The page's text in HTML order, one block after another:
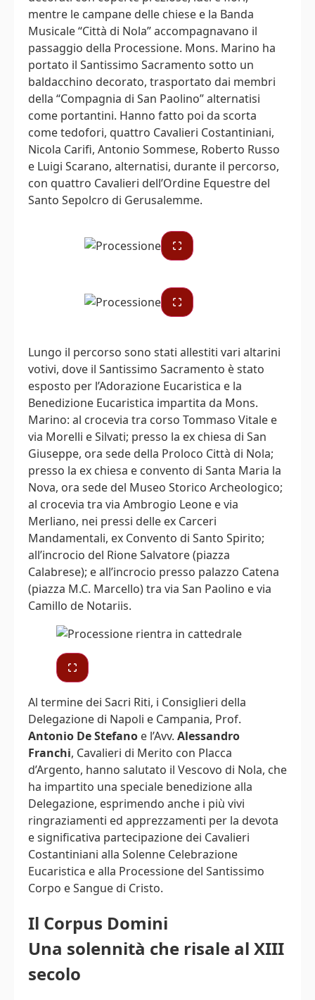
mentre le campane delle chiese e la Banda
Musicale “Città di Nola” accompagnavano il
passaggio della Processione. Mons. Marino ha
portato il Santissimo Sacramento sotto un
baldacchino decorato, trasportato dai membri
della “Compagnia di San Paolino” alternatisi
come portantini. Hanno fatto poi da scorta
come tedofori, quattro Cavalieri Costantiniani,
Nicola Carifi, Antonio Sommese, Roberto Russo
e Luigi Scarano, alternatisi, durante il percorso,
con quattro Cavalieri dell’Ordine Equestre del
Santo Sepolcro di Gerusalemme.
Lungo il percorso sono stati allestiti vari altarini
votivi, dove il Santissimo Sacramento è stato
esposto per l’Adorazione Eucaristica e la
Benedizione Eucaristica impartita da Mons.
Marino: al crocevia tra corso Tommaso Vitale e
via Morelli e Silvati; presso la ex chiesa di San
Giuseppe, ora sede della Proloco Città di Nola;
presso la ex chiesa e convento di Santa Maria la
Nova, ora sede del Museo Storico Archeologico;
al crocevia tra via Ambrogio Leone e via
Merliano, nei pressi delle ex Carceri
Mandamentali, ex Convento di Santo Spirito;
all’incrocio del Rione Salvatore (piazza
Calabrese); e all’incrocio presso palazzo Catena
(piazza M.C. Marcello) tra via San Paolino e via
Camillo de Notariis.
Al termine dei Sacri Riti, i Consiglieri della
Delegazione di Napoli e Campania, Prof.
Antonio De Stefano e l’Avv. Alessandro
Franchi, Cavalieri di Merito con Placca
d’Argento, hanno salutato il Vescovo di Nola, che
ha impartito una speciale benedizione alla
Delegazione, esprimendo anche i più vivi
ringraziamenti ed apprezzamenti per la devota
e significativa partecipazione dei Cavalieri
Costantiniani alla Solenne Celebrazione
Eucaristica e alla Processione del Santissimo
Corpo e Sangue di Cristo.
Il Corpus Domini
Una solennità che risale al XIII
secolo